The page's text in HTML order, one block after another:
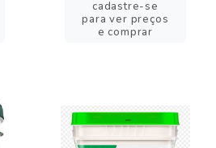
cadastre-se
para ver preços
e comprar